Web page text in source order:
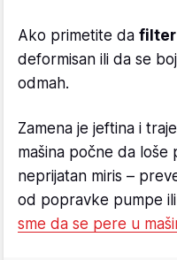
Ako primetite da filter
deformisan ili da se
odmah.
Zamena je jeftina i
mašina počne da loše
neprijatan miris –
od popravke pumpe
sme da se pere u